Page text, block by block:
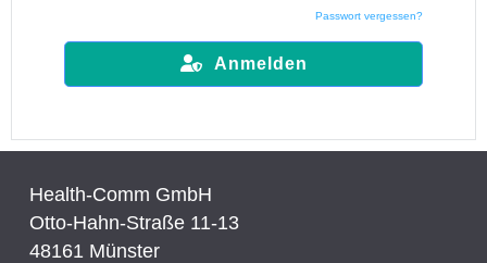
Passwort vergessen?
Anmelden
Health-Comm GmbH
Otto-Hahn-Straße 11-13
48161 Münster